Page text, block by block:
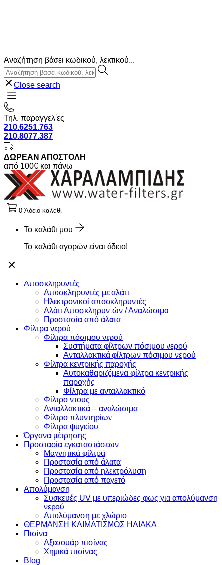
Αναζήτηση βάσει κωδικού, λεκτικού...
Close search
Τηλ. παραγγελίες
210.6251.763
210.8077.387
ΔΩΡΕΑΝ ΑΠΟΣΤΟΛΗ
από 100€ και πάνω
0 Άδειο καλάθι
Το καλάθι μου
Το καλάθι αγορών είναι άδειο!
Αποσκληρυντές
Αποσκληρυντές με αλάτι
Ηλεκτρονικοί αποσκληρυντές
Αλάτι Αποσκληρυντών / Αναλώσιμα
Προστασία από άλατα
Φίλτρα νερού
Φίλτρα πόσιμου νερού
Συστήματα φίλτρων πόσιμου νερού
Ανταλλακτικά φίλτρων πόσιμου νερού
Φίλτρα κεντρικής παροχής
Αυτοκαθαριζόμενα φίλτρα κεντρικής
παροχής
Φίλτρα με ανταλλακτικό
Φίλτρο ντους
Ανταλλακτικά – αναλώσιμα
Φίλτρο πλυντηρίων
Φίλτρα ψυγείου
Όργανα μέτρησης
Προστασία εγκαταστάσεων
Μαγνητικά φίλτρα
Προστασία από άλατα
Προστασία από ηλεκτρόλυση
Προστασία από παγετό
Απολύμανση
Συσκευές UV με υπεριώδες φως για απολύμανση
νερού
Απολύμανση με χλώριο
ΘΕΡΜΑΝΣΗ ΚΛΙΜΑΤΙΣΜΟΣ ΗΛΙΑΚΑ
Πισίνα
Αξεσουάρ πισίνας
Χημικά πισίνας
Blog